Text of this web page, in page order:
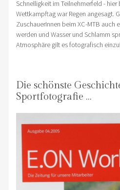
Schnelligkeit im Teilnehmerfeld - hier
Wettkampftag war Regen angesagt.
ZuschauerInnen beim XC-MTB auch
werden und Wasser und Schlamm
Atmosphäre gilt es fotografisch
Die schönste
Sportfotografie …